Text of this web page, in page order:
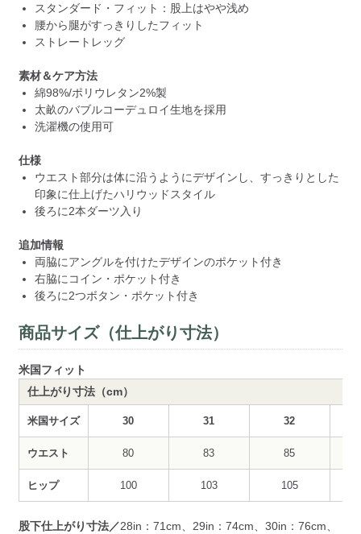
スタンダード・フィット：股上はやや浅め
腰から腿がすっきりしたフィット
ストレートレッグ
素材＆ケア方法
綿98%/ポリウレタン2%製
太畝のバブルコーデュロイ生地を採用
洗濯機の使用可
仕様
ウエスト部分は体に沿うようにデザインし、すっきりとした
印象に仕上げたハリウッドスタイル
後ろに2本ダーツ入り
追加情報
両脇にアングルを付けたデザインのポケット付き
右脇にコイン・ポケット付き
後ろに2つボタン・ポケット付き
商品サイズ（仕上がり寸法）
米国フィット
仕上がり寸法（cm）
米国サイズ 30 31 32
ウエスト 80 83 85
ヒップ 100 103 105
股下仕上がり寸法／28in：71cm、29in：74cm、30in：76cm、